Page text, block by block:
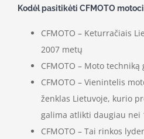
Kodėl pasitikėti CFMOTO
CFMOTO – Keturračiais
2007 metų
CFMOTO – Moto
CFMOTO – Vienintelis
ženklas Lietuvoje, kurio
galima atlikti daugiau nei
CFMOTO – Tai rinkos